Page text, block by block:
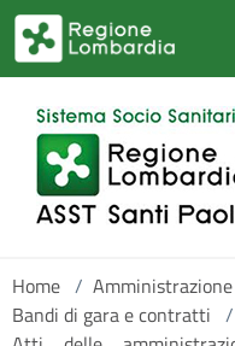
Salta al contenuto principale
Home /
Bandi di gara e contratti /